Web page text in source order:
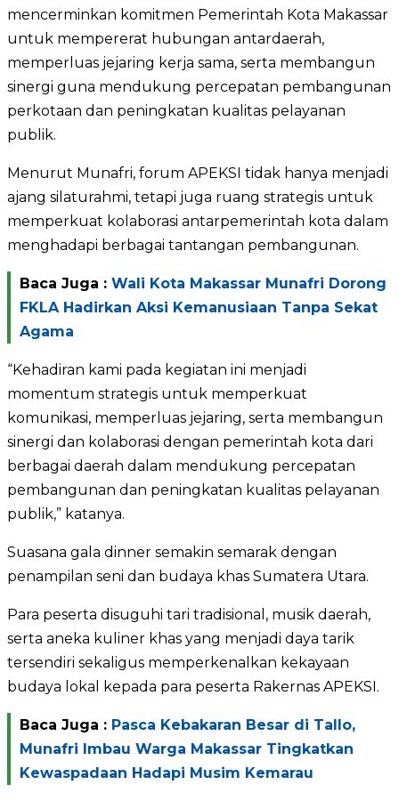
mencerminkan komitmen Pemerintah Kota Makassar
untuk mempererat hubungan antardaerah,
memperluas jejaring kerja sama, serta membangun
sinergi guna mendukung percepatan pembangunan
perkotaan dan peningkatan kualitas pelayanan
publik.
Menurut Munafri, forum APEKSI tidak hanya menjadi
ajang silaturahmi, tetapi juga ruang strategis untuk
memperkuat kolaborasi antarpemerintah kota dalam
menghadapi berbagai tantangan pembangunan.
Baca Juga : Wali Kota Makassar Munafri Dorong
FKLA Hadirkan Aksi Kemanusiaan Tanpa Sekat
Agama
“Kehadiran kami pada kegiatan ini menjadi
momentum strategis untuk memperkuat
komunikasi, memperluas jejaring, serta membangun
sinergi dan kolaborasi dengan pemerintah kota dari
berbagai daerah dalam mendukung percepatan
pembangunan dan peningkatan kualitas pelayanan
publik,” katanya.
Suasana gala dinner semakin semarak dengan
penampilan seni dan budaya khas Sumatera Utara.
Para peserta disuguhi tari tradisional, musik daerah,
serta aneka kuliner khas yang menjadi daya tarik
tersendiri sekaligus memperkenalkan kekayaan
budaya lokal kepada para peserta Rakernas APEKSI.
Baca Juga : Pasca Kebakaran Besar di Tallo,
Munafri Imbau Warga Makassar Tingkatkan
Kewaspadaan Hadapi Musim Kemarau